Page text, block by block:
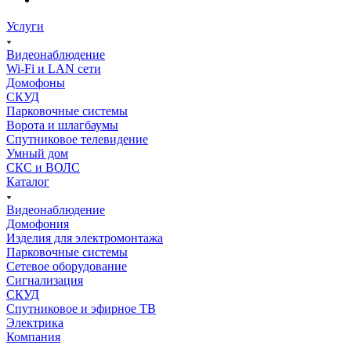
Услуги
Видеонаблюдение
Wi-Fi и LAN сети
Домофоны
СКУД
Парковочные системы
Ворота и шлагбаумы
Спутниковое телевидение
Умный дом
СКС и ВОЛС
Каталог
Видеонаблюдение
Домофония
Изделия для электромонтажа
Парковочные системы
Сетевое оборудование
Сигнализация
СКУД
Спутниковое и эфирное ТВ
Электрика
Компания